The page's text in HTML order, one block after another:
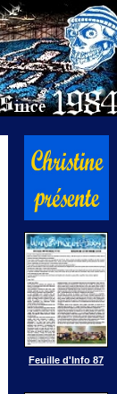
Feuille d'Info 87